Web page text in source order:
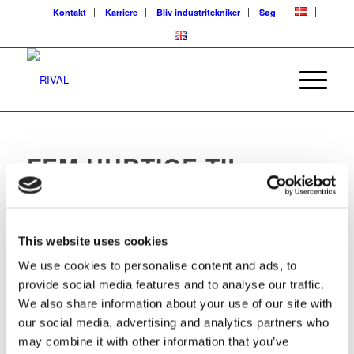
This website uses cookies
We use cookies to personalise content and ads, to
provide social media features and to analyse our traffic.
We also share information about your use of our site with
our social media, advertising and analytics partners who
may combine it with other information that you’ve
Kontakt Karriere Bliv industritekniker Søg
FEM HURTIGE TIL
DORTHE
Hvad er den største forskel fra dit tidligere job hos
SAMBA flødebol­ler til jobbet på RIVAL?